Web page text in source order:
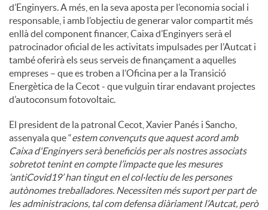
t
s
d’Enginyers. A més, en la seva aposta per l’economia social i
responsable, i amb l’objectiu de generar valor compartit més
enllà del component financer, Caixa d’Enginyers serà el
patrocinador oficial de les activitats impulsades per l’Autcat i
també oferirà els seus serveis de finançament a aquelles
empreses – que es troben a l’Oficina per a la Transició
Energètica de la Cecot - que vulguin tirar endavant projectes
d’autoconsum fotovoltaic.
El president de la patronal Cecot, Xavier Panés i Sancho,
assenyala que “estem convençuts que aquest acord amb
Caixa d'Enginyers serà beneficiós per als nostres associats
sobretot tenint en compte l’impacte que les mesures
‘antiCovid19’ han tingut en el col·lectiu de les persones
autònomes treballadores. Necessiten més suport per part de
les administracions, tal com defensa diàriament l’Autcat, però